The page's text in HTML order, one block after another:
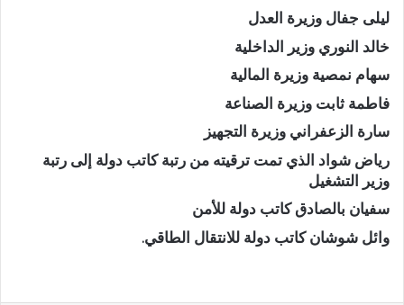
ليلى جفال وزيرة العدل
خالد النوري وزير الداخلية
سهام نمصية وزيرة المالية
فاطمة ثابت وزيرة الصناعة
سارة الزعفراني وزيرة التجهيز
رياض شواد الذي تمت ترقيته من رتبة كاتب دولة إلى رتبة
وزير التشغيل
سفيان بالصادق كاتب دولة للأمن
وائل شوشان كاتب دولة للانتقال الطاقي.